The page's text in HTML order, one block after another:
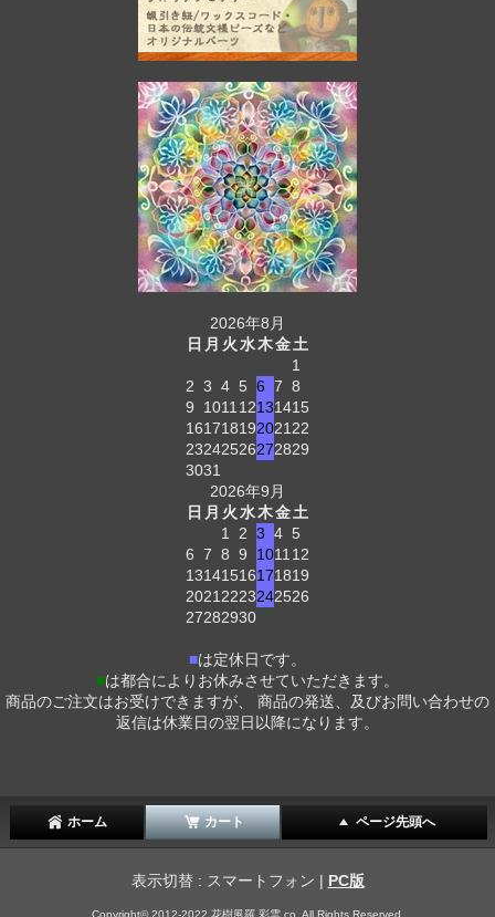
2026年8月
日 月 火水木金土
1
2 3 4 5 6 7 8
9
1011 12131415
161718192021 22
23242526272829
3031
2026年9月
日 月 火水木金土
1
2 3 4 5
6 7 8 9 1011 12
13141516171819
2021 2223242526
27282930
■は定休日です。
■は都合によりお休みさせていただきます。
商品のご注文はお受けできますが、 商品の発送、及びお問い合わせの
返信は休業日の翌日以降になります。
ホーム カート ページ先頭へ
表示切替 : スマートフォン | PC版
Copyright© 2012-2022 花樹風羅 彩雲 co, All Rights Reserved.